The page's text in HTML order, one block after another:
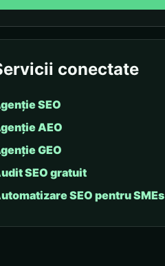
conectate
SEO
AEO
GEO
SEO gratuit
SEO pentru SMEs